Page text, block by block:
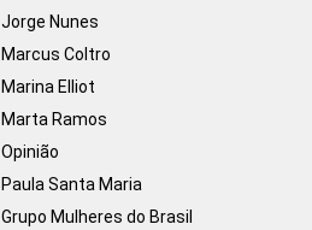
Jorge Nunes
Marcus Coltro
Marina Elliot
Marta Ramos
Opinião
Paula Santa Maria
Grupo Mulheres do Brasil